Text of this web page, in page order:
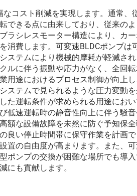
コスト削減を実現します。通常
できる点に由来しており、従来の
ラシレスモーター構造により、カ
消費します。可変速BLDCポンプ
ステムにより機械的摩耗が軽減さ
ルに伴う振動や応力がなく、全回
用途におけるプロセス制御が向上
ステムで見られるような圧力変動
た運転条件が求められる用途にお
低速運転時の静音性向上に伴う騒
額な設備故障を未然に防ぐ予知保
良い停止時間帯に保守作業を計画
置の自由度が高まります。また、
ポンプの交換が困難な場所でも導
にも貢献します。